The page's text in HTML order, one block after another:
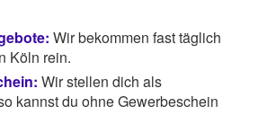
Wir bekommen fast täglich
Köln rein.
Wir stellen dich als
kannst du ohne Gewerbeschein